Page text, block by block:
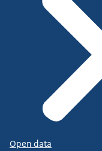
Open data